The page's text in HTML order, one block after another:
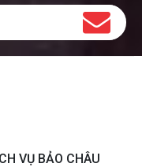
VỤ BẢO CHÂU